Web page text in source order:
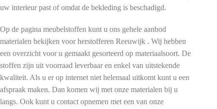
uw interieur past of omdat de bekleding is beschadigd.
Op de pagina meubelstoffen kunt u ons gehele aanbod
materialen bekijken voor herstofferen Reeuwijk . Wij hebben
een overzicht voor u gemaakt gesorteerd op materiaalsoort. De
stoffen zijn uit voorraad leverbaar en enkel van uitstekende
kwaliteit. Als u er op internet niet helemaal uitkomt kunt u een
afspraak maken. Dan komen wij met onze materialen bij u
langs. Ook kunt u contact opnemen met een van onze